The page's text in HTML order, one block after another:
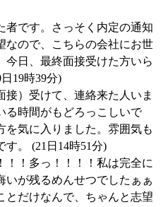
者です。さっそく内定の通知
なので、こちらの会社にお世
今日、最終面接受けた方いら
19時39分)
）受けて、連絡来た人いま
る時間がもどろっこしいで
を気に入りました。雰囲気も
。 (21日14時51分)
！！多っ！！！！私は完全に
いが残るめんせつでしたぁぁ
とだけなんで、ちゃんと志望